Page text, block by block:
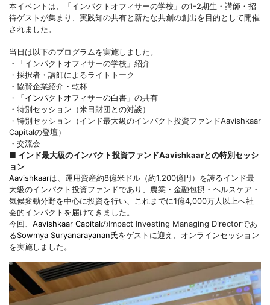
本イベントは、「インパクトオフィサーの学校」の1-2期生・講師・招
待ゲストが集まり、実践知の共有と新たな共創の創出を目的として開催
されました。
当日は以下のプログラムを実施しました。
・「インパクトオフィサーの学校」紹介
・採択者・講師によるライトトーク
・協賛企業紹介・乾杯
・「インパクトオフィサーの白書 」の共有
・特別セッション（米日財団との対談）
・特別セッション（インド最大級のインパクト投資ファンドAavishkaar
Capitalの登壇）
・交流会
■ インド最大級のインパクト投資ファンドAavishkaarとの特別セッシ
ョン
Aavishkaarは、運用資産約8億米ドル（約1,200億円）を誇るインド最
大級のインパクト投資ファンドであり、農業・金融包摂・ヘルスケア・
気候変動分野を中心に投資を行い、これまでに1億4,000万人以上へ社
会的インパクトを届けてきました。
今回、 Aavishkaar CapitalのImpact Investing Managing Directorであ
るSowmya Suryanarayanan氏をゲストに迎え、オンラインセッション
を実施しました。